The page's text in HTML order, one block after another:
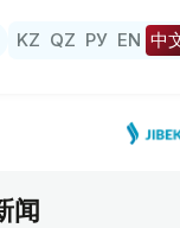
KZ QZ РУ EN 中
闻